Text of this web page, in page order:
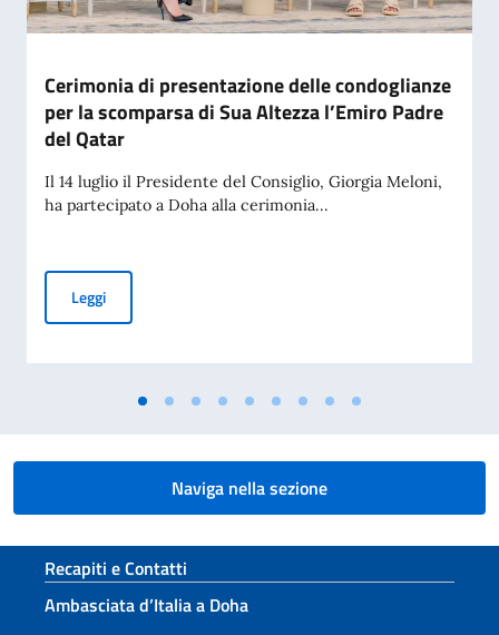
Cerimonia di presentazione delle condoglianze
per la scomparsa di Sua Altezza l’Emiro Padre
del Qatar
Il 14 luglio il Presidente del Consiglio, Giorgia Meloni,
ha partecipato a Doha alla cerimonia...
LeggiCerimonia di presentazione delle condoglianze per la
Naviga nella sezione
Sezione footer
Recapiti e Contatti
Ambasciata d’Italia a Doha